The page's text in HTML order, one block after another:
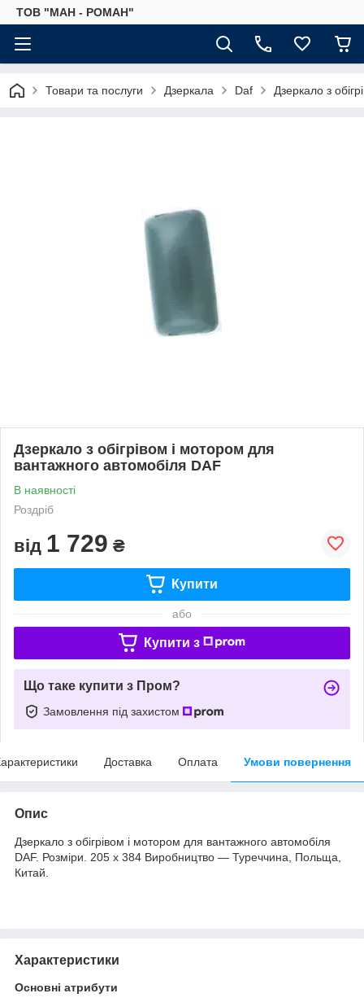
ТОВ "МАН - РОМАН"
Товари та послуги Дзеркала Daf Дзеркало з
Дзеркало з обігрівом і мотором для
вантажного автомобіля DAF
В наявності
Роздріб
від 1 729 ₴
Купити
або
Купити з
Що таке купити з Пром?
Замовлення під захистом
Доставка Оплата Умови повернення
Опис
Дзеркало з обігрівом і мотором для вантажного автомобіля
DAF. Розміри. 205 х 384 Виробництво — Туреччина, Польща,
Китай.
Характеристики
Основні атрибути